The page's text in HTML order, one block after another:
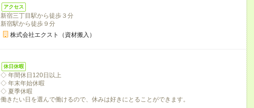
アクセス
新宿三丁目駅から徒歩３分
新宿駅から徒歩９分
株式会社エクスト（資材搬入）
休日休暇
◇ 年間休日120日以上
◇ 年末年始休暇
◇ 夏季休暇
働きたい日を選んで働けるので、休みは好きにとることができます。